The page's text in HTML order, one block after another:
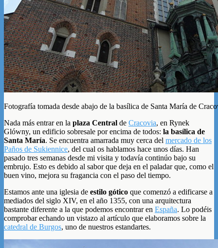
Fotografía tomada desde abajo de la basílica de Santa María de
Nada más entrar en la plaza Central de Cracovia, en Rynek
Glówny, un edificio sobresale por encima de todos: la basílica de
Santa María. Se encuentra amarrada muy cerca del mercado de los
Paños de Sukiennice, del cual os hablamos hace unos días. Han
pasado tres semanas desde mi visita y todavía continúo bajo su
embrujo. Esto es debido al sabor que deja en el paladar que, como el
buen vino, mejora su fragancia con el paso del tiempo.
Estamos ante una iglesia de estilo gótico que comenzó a edificarse a
mediados del siglo XIV, en el año 1355, con una arquitectura
bastante diferente a la que podemos encontrar en España. Lo podéis
comprobar echando un vistazo al artículo que elaboramos sobre la
catedral de Burgos, uno de nuestros estandartes.